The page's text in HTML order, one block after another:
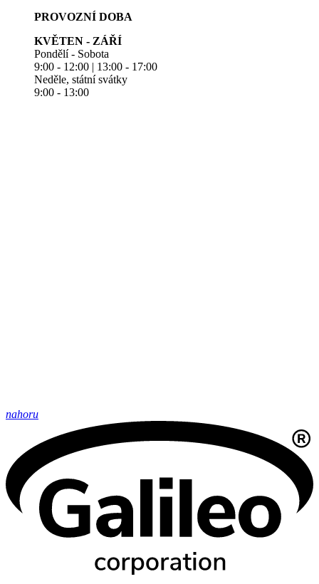
PROVOZNÍ DOBA
KVĚTEN - ZÁŘÍ
Pondělí - Sobota
9:00 - 12:00 | 13:00 - 17:00
Neděle, státní svátky
9:00 - 13:00
nahoru